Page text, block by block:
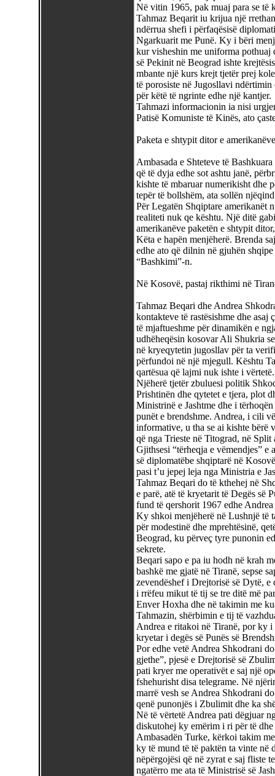
Në vitin 1965, pak muaj para se të
Tahmaz Beqarit iu krijua një
ndërrua shefi i përfaqësisë
Ngarkuarit me Punë. Ky i bëri
kur visheshin me uniforma pothuaj
së Pekinit në Beograd ishte
mbante një kurs krejt tjetër prej
të porosiste në Jugosllavi
për këtë të ngrinte edhe një kantjer.
Tahmazi informacionin ia nisi
Patisë Komuniste të Kinës, ato
Paketa e shtypit ditor e
Ambasada e Shteteve të
që të dyja edhe sot ashtu janë,
kishte të mbaruar numerikisht dhe
tepër të bollshëm, ata sollën
Për Legatën Shqiptare amerikanët
realiteti nuk qe kështu. Një ditë
amerikanëve paketën e shtypit
Këta e hapën menjëherë. Brenda
edhe ato që dilnin në gjuhën
“Bashkimi”-n.
Në Kosovë, pastaj rikthimi në
Tahmaz Beqari dhe Andrea
kontakteve të rastësishme dhe
të mjaftueshme për dinamikën e
udhëheqësin kosovar Ali Shukria
në kryeqytetin jugosllav për ta
përfundoi në një mjegull. Kështu
qartësua që lajmi nuk ishte i vërtetë.
Njëherë tjetër zbuluesi politik
Prishtinën dhe qytetet e tjera, plot
Ministrinë e Jashtme dhe i
punët e brendshme. Andrea, i cili
informative, u tha se ai kishte bërë
që nga Trieste në Titograd, në
Gjithsesi “tërheqja e vëmendjes”
së diplomatëbe shqiptarë në
pasi t’u jepej leja nga Ministria e
Tahmaz Beqari do të kthehej në
e parë, atë të kryetarit të Degës së
fund të qershorit 1967 edhe
Ky shkoi menjëherë në Lushnjë të
për modestinë dhe mprehtësinë,
Beograd, ku përveç tyre punonin
sekrete.
Beqari sapo e pa iu hodh në krah
bashkë me gjatë në Tiranë, sepse
zevendëshef i Drejtorisë së Dytë, e
i rrëfeu mikut të tij se tre ditë më
Enver Hoxha dhe në takimin me
Tahmazin, shërbimin e tij të
Andrea e ritakoi në Tiranë, por ky i
kryetar i degës së Punës së
Por edhe vetë Andrea Shkodrani
gjethe”, pjesë e Drejtorisë së
pati kryer me operativët e saj një
fshehurisht disa telegrame. Në
marrë vesh se Andrea Shkodrani
qenë punonjës i Zbulimit dhe ka
Në të vërtetë Andrea pati dëgjuar
diskutohej ky emërim i ri për të
Ambasadën Turke, kërkoi takim
ky të mund të të paktën ta vinte në
nëpërgojësi që në zyrat e saj fliste
ngatërro me ata të Ministrisë së